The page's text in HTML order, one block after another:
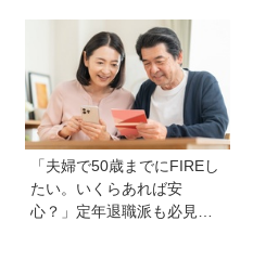
きっかけに、新たな一歩を
踏み出した教師夫妻の決断
「夫婦で50歳までにFIREし
たい。いくらあれば安
心？」定年退職派も必見！